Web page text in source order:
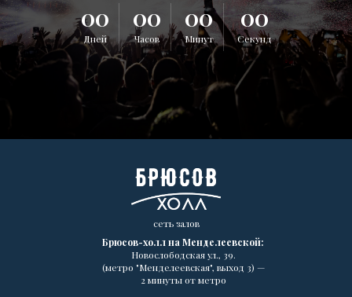
00
Дней
00
Часов
00
Минут
00
Секунд
Брюсов-холл на Менделеевской:
Новослободская ул., 39.
(метро "Менделеевская", выход 3) —
2 минуты от метро
сеть залов